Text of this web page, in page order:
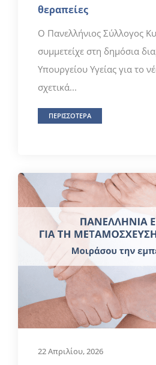
θεραπείες
Ο Πανελλήνιος Σύλλογος
συμμετείχε στη δημόσια
Υπουργείου Υγείας για το
σχετικά...
ΠΕΡΙΣΣΟΤΕΡΑ
22 Απριλίου, 2026